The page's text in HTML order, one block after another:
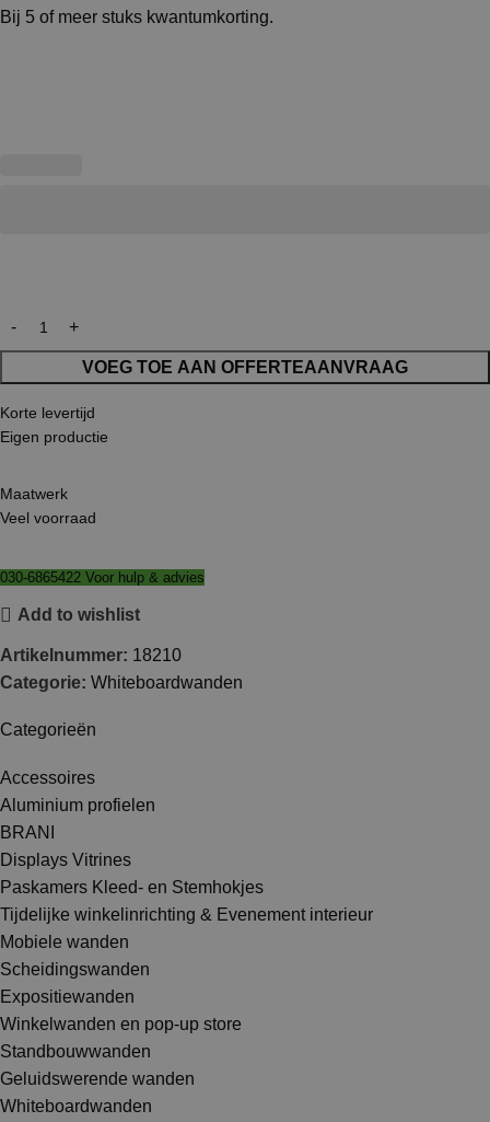
Categorieën
Accessoires
Aluminium profielen
BRANI
Displays Vitrines
Paskamers Kleed- en Stemhokjes
Tijdelijke winkelinrichting & Evenement interieur
Mobiele wanden
Scheidingswanden
Expositiewanden
Winkelwanden en pop-up store
Standbouwwanden
Geluidswerende wanden
Whiteboardwanden
Bij 5 of meer stuks kwantumkorting.
VOEG TOE AAN OFFERTEAANVRAAG
Korte levertijd
Eigen productie
Maatwerk
Veel voorraad
030-6865422 Voor hulp & advies
Add to wishlist
Artikelnummer: 18210
Categorie: Whiteboardwanden